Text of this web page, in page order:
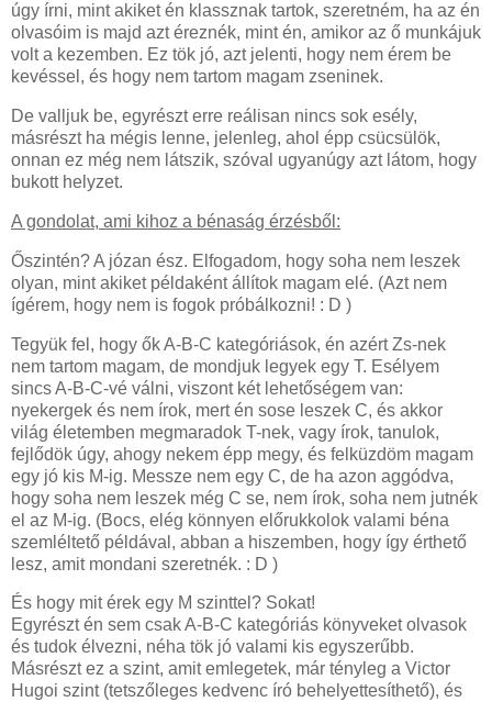
úgy írni, mint akiket én klassznak tartok, szeretném, ha az én
olvasóim is majd azt éreznék, mint én, amikor az ő munkájuk
volt a kezemben. Ez tök jó, azt jelenti, hogy nem érem be
kevéssel, és hogy nem tartom magam zseninek.
De valljuk be, egyrészt erre reálisan nincs sok esély,
másrészt ha mégis lenne, jelenleg, ahol épp csücsülök,
onnan ez még nem látszik, szóval ugyanúgy azt látom, hogy
bukott helyzet.
A gondolat, ami kihoz a bénaság érzésből:
Őszintén? A józan ész. Elfogadom, hogy soha nem leszek
olyan, mint akiket példaként állítok magam elé. (Azt nem
ígérem, hogy nem is fogok próbálkozni! : D )
Tegyük fel, hogy ők A-B-C kategóriások, én azért Zs-nek
nem tartom magam, de mondjuk legyek egy T. Esélyem
sincs A-B-C-vé válni, viszont két lehetőségem van:
nyekergek és nem írok, mert én sose leszek C, és akkor
világ életemben megmaradok T-nek, vagy írok, tanulok,
fejlődök úgy, ahogy nekem épp megy, és felküzdöm magam
egy jó kis M-ig. Messze nem egy C, de ha azon aggódva,
hogy soha nem leszek még C se, nem írok, soha nem jutnék
el az M-ig. (Bocs, elég könnyen előrukkolok valami béna
szemléltető példával, abban a hiszemben, hogy így érthető
lesz, amit mondani szeretnék. : D )
És hogy mit érek egy M szinttel? Sokat!
Egyrészt én sem csak A-B-C kategóriás könyveket olvasok
és tudok élvezni, néha tök jó valami kis egyszerűbb.
Másrészt ez a szint, amit emlegetek, már tényleg a Victor
Hugoi szint (tetszőleges kedvenc író behelyettesíthető), és